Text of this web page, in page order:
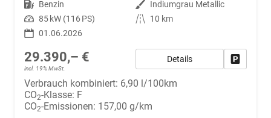
Kraftstoff Benzin Außenfarbe Indiumgrau Metallic
Leistung 85 kW (116 PS) Kilometerstand
10 km
01.06.2026
29.390,– €
incl. 19% MwSt.
Details
Verbrauch kombiniert: 6,90 l/100km
CO2-Klasse: F
CO2-Emissionen: 157,00 g/km